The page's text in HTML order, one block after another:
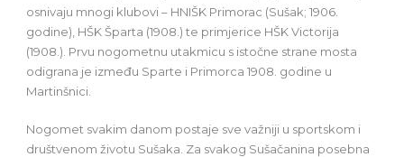
osnivaju mnogi klubovi – HNIŠK Primorac (Sušak; 1906.
godine), HŠK Šparta (1908.) te primjerice HŠK Victorija
(1908.). Prvu nogometnu utakmicu s istočne strane mosta
odigrana je između Sparte i Primorca 1908. godine u
Martinšnici.
Nogomet svakim danom postaje sve važniji u sportskom i
društvenom životu Sušaka. Za svakog Sušačanina posebna